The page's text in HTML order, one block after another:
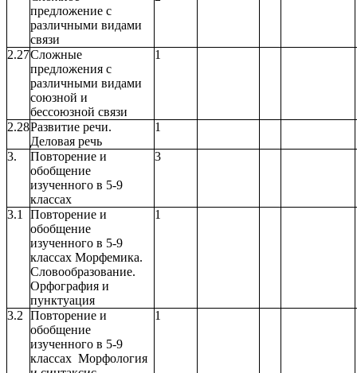
предложение с
различными видами
связи
2.27Сложные
предложения с
различными видами
союзной и
бессоюзной связи
1
2.28Развитие речи.
Деловая речь
1
3.
Повторение и
обобщение
изученного в 5-9
классах
3
3.1
Повторение и
обобщение
изученного в 5-9
классах Морфемика.
Словообразование.
Орфография и
пунктуация
1
3.2 Повторение и
обобщение
изученного в 5-9
классах Морфология
1